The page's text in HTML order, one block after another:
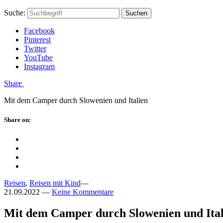
Skip
content
Hauptstadtmutti
Schließen
Search
Schließen
Suche: Suchen
Facebook
Pinterest
Twitter
YouTube
Instagram
Menü
Share
Mit dem Camper durch Slowenien und Italien
Schließen
Share on:
Reisen, Reisen mit Kind—
21.09.2022 — Keine Kommentare
Mit dem Camper durch Slowenien und